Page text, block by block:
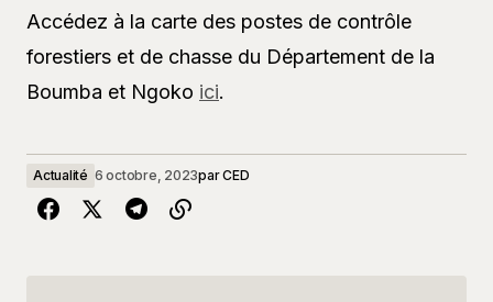
Accédez à la carte des postes de contrôle
forestiers et de chasse du Département de la
Boumba et Ngoko ici.
Actualité 6 octobre, 2023parCED